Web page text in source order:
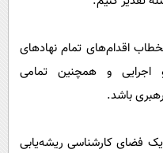
اقدام‌های تمام نهادهای
و همچنین تمامی
باشد.
سال ۸۸ باید در یک فضای کارشناسی ریشه‌یابی